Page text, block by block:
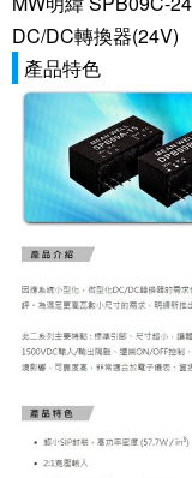
DC/DC轉換器(24V)
產品特色